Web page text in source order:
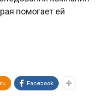
помогает ей
Facebook